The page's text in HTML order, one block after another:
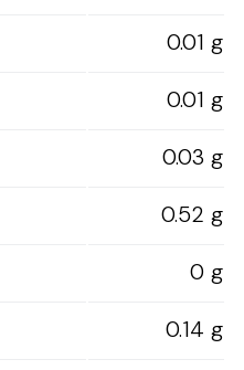
0.01 g
0.01 g
0.03 g
0.52 g
0 g
0.14 g